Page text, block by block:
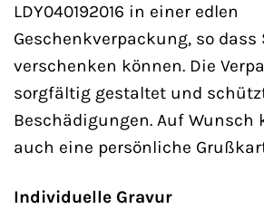
LDY040192016 in einer edlen
Geschenkverpackung, so
verschenken können. Die
sorgfältig gestaltet und
Beschädigungen. Auf Wunsch
auch eine persönliche
Individuelle Gravur